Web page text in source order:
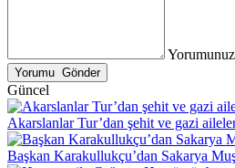
Güncel
Akarslanlar Tur’dan şehit ve gazi
Başkan Karakullukçu’dan Sakarya